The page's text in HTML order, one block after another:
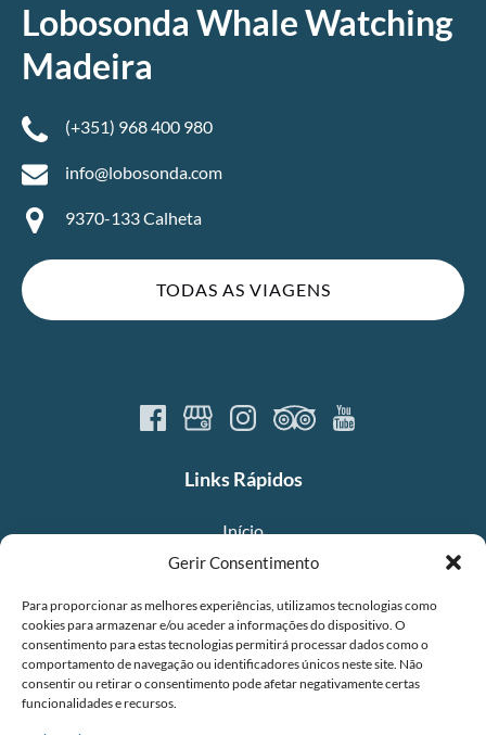
Gerir Consentimento
Para proporcionar as melhores experiências, utilizamos tecnologias como
cookies para armazenar e/ou aceder a informações do dispositivo. O
consentimento para estas tecnologias permitirá processar dados como o
comportamento de navegação ou identificadores únicos neste site. Não
consentir ou retirar o consentimento pode afetar negativamente certas
funcionalidades e recursos.
Lobosonda Whale Watching
Madeira
(+351) 968 400 980
info@lobosonda.com
9370-133 Calheta
TODAS AS VIAGENS
Links Rápidos
Início
Viagens
Equipa
Perguntas Mais Frequentes
Contactos